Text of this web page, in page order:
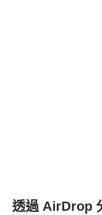
透過 AirDrop